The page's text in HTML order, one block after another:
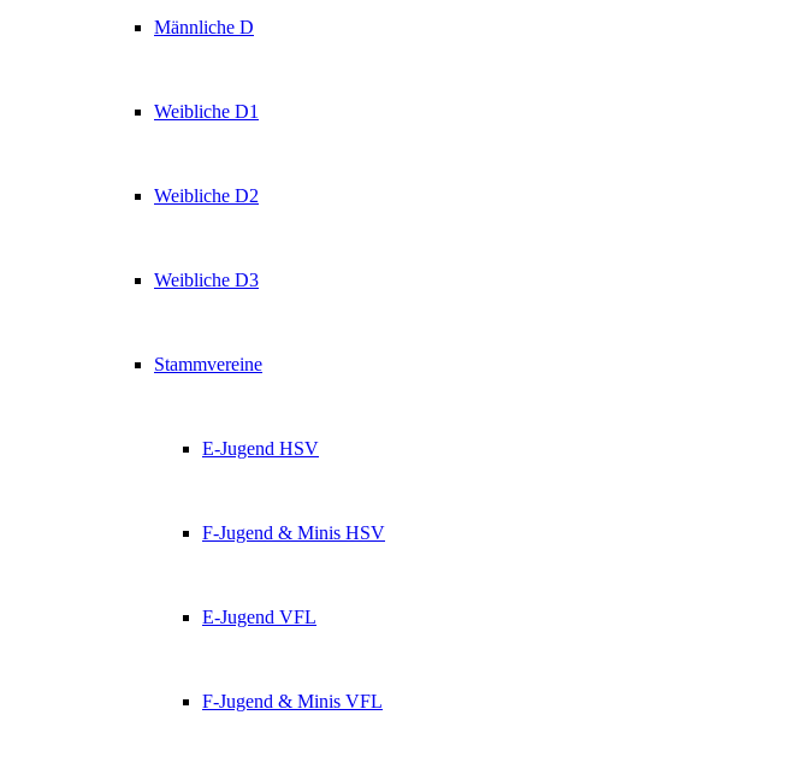
Männliche D
Weibliche D1
Weibliche D2
Weibliche D3
Stammvereine
E-Jugend HSV
F-Jugend & Minis HSV
E-Jugend VFL
F-Jugend & Minis VFL